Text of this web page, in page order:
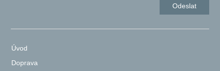
Úvod
Doprava